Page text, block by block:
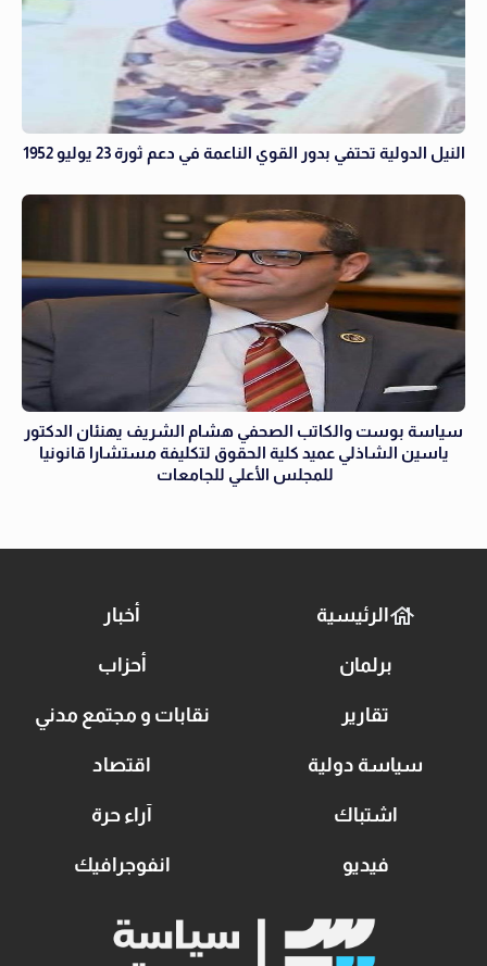
النيل الدولية تحتفي بدور القوي الناعمة في دعم ثورة 23 يوليو 1952
سياسة بوست والكاتب الصحفي هشام الشريف يهنئان الدكتور
ياسين الشاذلي عميد كلية الحقوق لتكليفة مستشارا قانونيا
للمجلس الأعلي للجامعات
الرئيسية أخبار
برلمان أحزاب
تقارير نقابات و مجتمع مدني
سياسة دولية اقتصاد
اشتباك آراء حرة
فيديو انفوجرافيك